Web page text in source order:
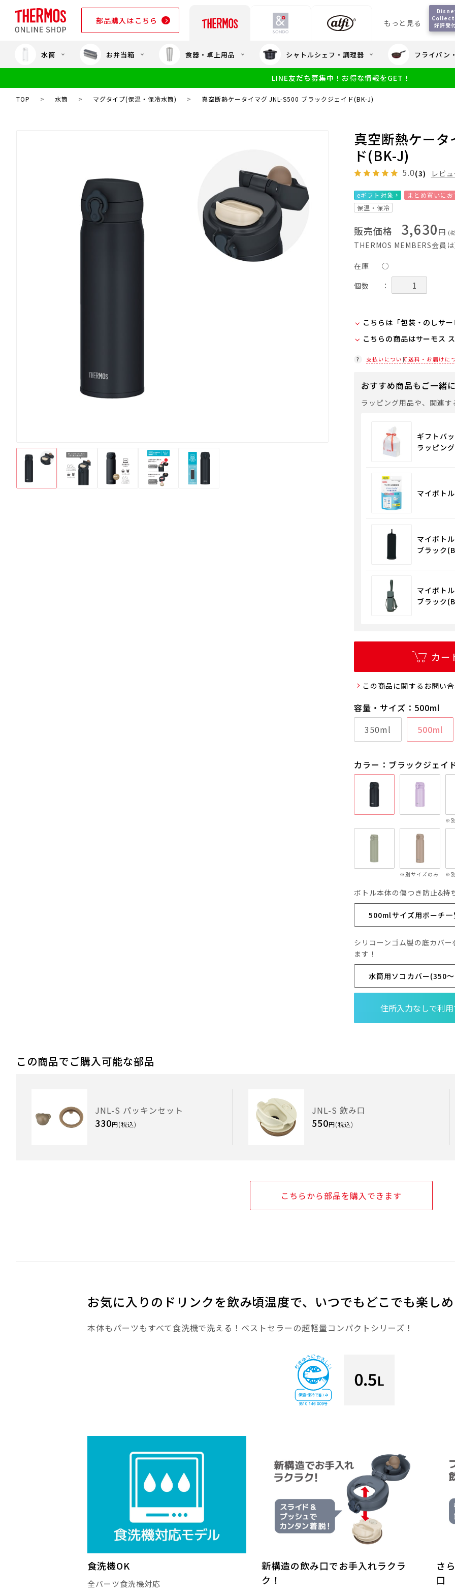
部品購入はこちら もっと見る
サーモスのe
好評受
部品購入はこちら
食洗機対応 幼児・園児向け水筒
小学生 中・高学年向け水筒
水筒 お弁当箱 食器・卓上用品 シャトルシェフ・調理器 フライパン
LINE友だち募集中！お得な情報をGET！
TOP > 水筒 > マグタイプ(保温・保冷水筒) > 真空断熱ケータイマグ JNL-S500 ブラックジェイド(BK-J)
真空断熱ケー
ド(BK-J)
5.0(3) レビ
eギフト対象
まとめ買いに
保温・保冷
販売価格 3,630 円 (
THERMOS MEMBERS会員
在庫
○
個数
：
こちらは「包装・のしサ
弊社での包装・のしを希
ラッピング(330円/個)設
袋やギフトバッグを希望
通常商品用ギフト用品
こちらの商品はサーモス
在庫状況につきましては
支払いについて送料・お届けに
おすすめ商品もご一緒
ラッピング用品や、関連
ギフトバ
ラッピン
マイボト
マイボト
ブラック
マイボト
ブラック
カー
この商品に関するお問い
容量・サイズ：500ml
350ml
500ml
カラー：ブラックジェイ
※
※別サイズのみ ※
ボトル本体の傷つき防止&持
500mlサイズ用ポーチ一
シリコーンゴム製の底カバ
ます！
水筒用ソコカバー(350
この商品でご購入可能な部品
JNL-S パッキンセット
330円(税込)
JNL-S 飲み口
550円(税込)
こちらから部品を購入できます
お気に入りのドリンクを飲み頃温度で、いつでもどこでも楽し
本体もパーツもすべて食洗機で洗える！ベストセラーの超軽量コンパクトシリーズ！
食洗機OK
全パーツ食洗機対応
新構造の飲み口でお手入れラクラ
ク！
さ
口